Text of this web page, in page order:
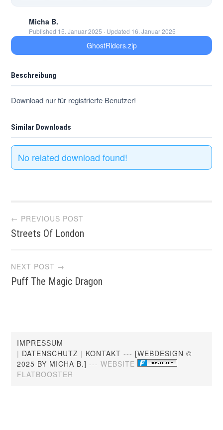
Micha B.
Published 15. Januar 2025 · Updated 16. Januar 2025
GhostRiders.zip
Beschreibung
Download nur für registrierte Benutzer!
Similar Downloads
No related download found!
Post
navigation
← PREVIOUS POST
Streets Of London
NEXT POST →
Puff The Magic Dragon
IMPRESSUM
| DATENSCHUTZ | KONTAKT --- [WEBDESIGN ©
2025 BY MICHA B.] --- WEBSITE
FLATBOOSTER